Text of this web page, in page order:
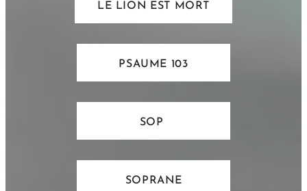
LE LION EST MORT
PSAUME 103
SOP
SOPRANE